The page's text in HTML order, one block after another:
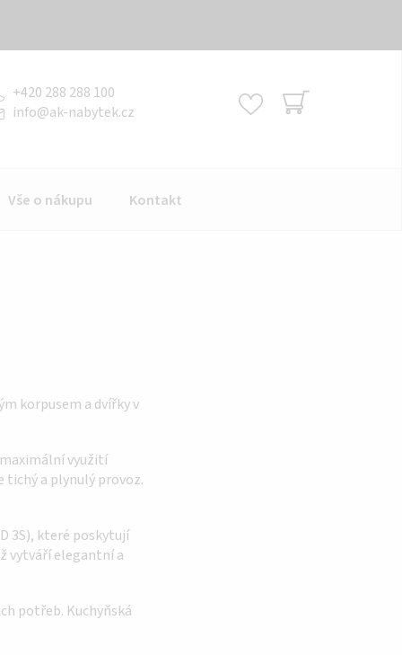
info@ak-nabytek.cz
+420 288 288 100
Vše o nákupu Kontakt
korpusem a dvířky v
využití
tichý a plynulý provoz.
3S), které poskytují
vytváří elegantní a
potřeb. Kuchyňská